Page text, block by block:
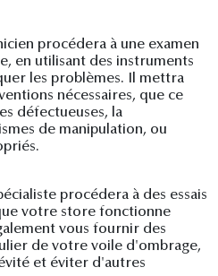
procédera à une examen
en utilisant des instruments
les problèmes. Il mettra
nécessaires, que ce
défectueuses, la
de manipulation, ou
procédera à des essais
votre store fonctionne
vous fournir des
de votre voile d'ombrage,
et éviter d'autres